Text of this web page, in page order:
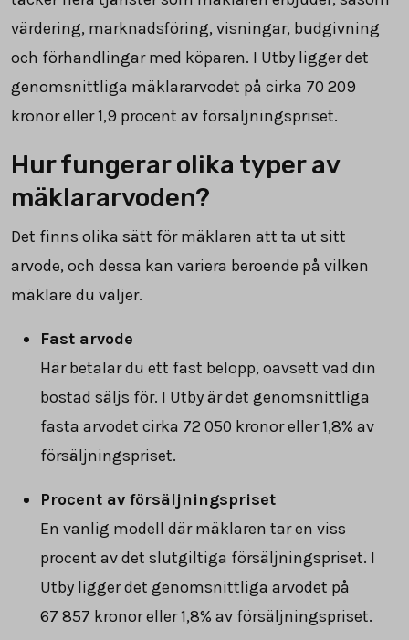
värdering, marknadsföring, visningar, budgivning
och förhandlingar med köparen. I Utby ligger det
genomsnittliga mäklararvodet på cirka 70 209
kronor eller1,9 procent av försäljningspriset.
Hur fungerar olika typer av
mäklararvoden?
Det finns olika sätt för mäklaren att ta ut sitt
arvode, och dessa kan variera beroende på vilken
mäklare du väljer.
Fast arvode
Här betalar du ett fast belopp, oavsett vad din
bostad säljs för. I Utby är det genomsnittliga
fasta arvodet cirka 72 050 kronor eller 1,8% av
försäljningspriset.
Procent av försäljningspriset
En vanlig modell där mäklaren tar en viss
procent av det slutgiltiga försäljningspriset. I
Utby ligger det genomsnittliga arvodet på
67 857 kronor eller 1,8% av försäljningspriset.